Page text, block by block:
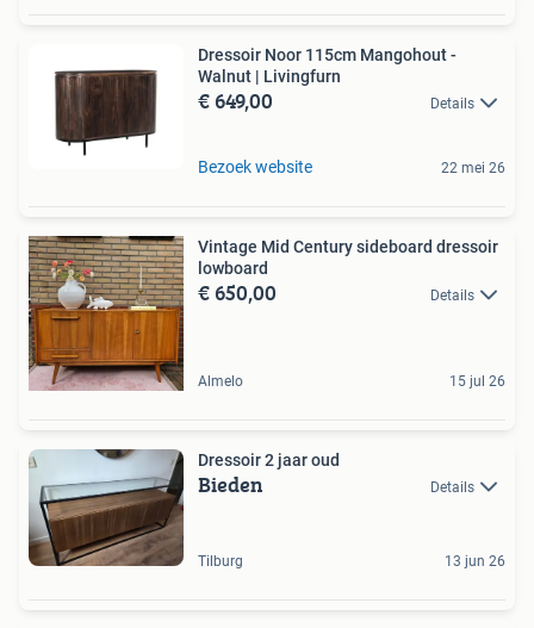
Dressoir Noor 115cm Mangohout -
Walnut | Livingfurn
€ 649,00 Details
Bezoek website 22 mei 26
Vintage Mid Century sideboard dressoir
lowboard
€ 650,00 Details
Almelo 15 jul 26
Dressoir 2 jaar oud
Bieden Details
Tilburg 13 jun 26